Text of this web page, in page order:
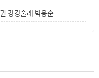
리도 좋았어라.
만 배웠제. 거그 사람
두르고 소고치면 기
강강술래 박용순